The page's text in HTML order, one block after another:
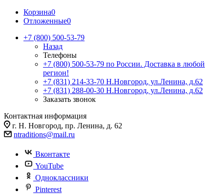
Корзина0
Отложенные0
+7 (800) 500-53-79
Назад
Телефоны
+7 (800) 500-53-79 по России. Доставка в любой
регион!
+7 (831) 214-33-70 Н.Новгород, ул.Ленина, д.62
+7 (831) 288-00-30 Н.Новгород, ул.Ленина, д.62
Заказать звонок
Контактная информация
г. Н. Новгород, пр. Ленина, д. 62
ntraditions@mail.ru
Вконтакте
YouTube
Одноклассники
Pinterest